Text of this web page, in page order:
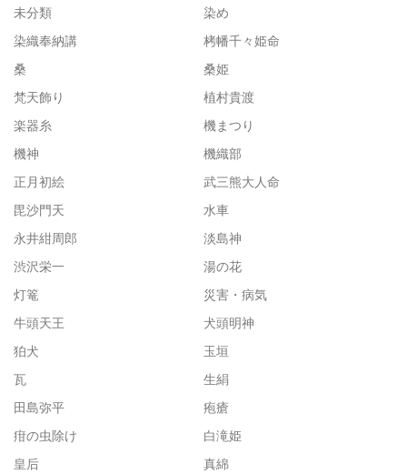
未分類
染め
染織奉納講
栲幡千々姫命
桑
桑姫
梵天飾り
植村貴渡
楽器糸
機まつり
機神
機織部
正月初絵
武三熊大人命
毘沙門天
水車
永井紺周郎
淡島神
渋沢栄一
湯の花
灯篭
災害・病気
牛頭天王
犬頭明神
狛犬
玉垣
瓦
生絹
田島弥平
疱瘡
疳の虫除け
白滝姫
皇后
真綿